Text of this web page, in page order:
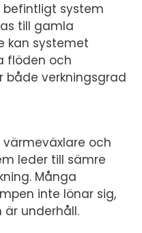
befintligt system
till gamla
kan systemet
flöden och
både verkningsgrad
och
leder till sämre
Många
inte lönar sig,
underhåll.